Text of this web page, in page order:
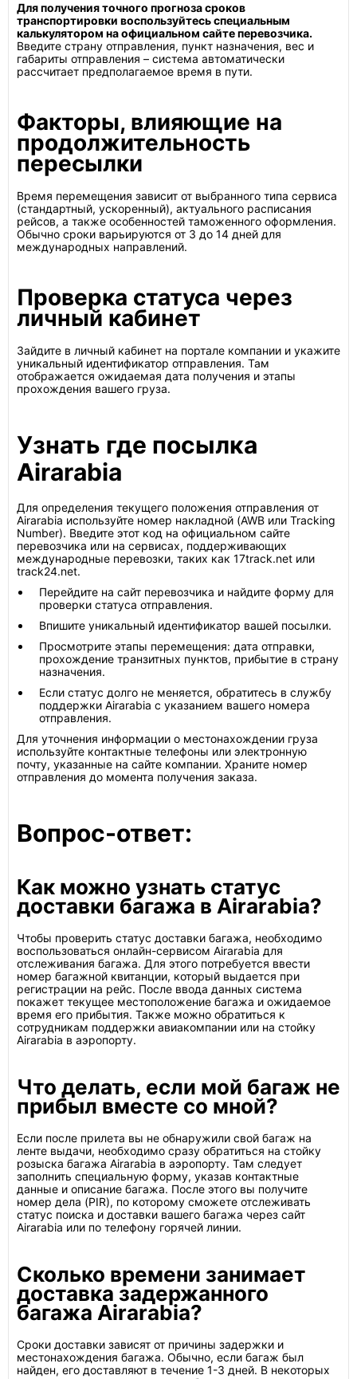
Для получения точного прогноза сроков
транспортировки воспользуйтесь специальным
калькулятором на официальном сайте перевозчика.
Введите страну отправления, пункт назначения, вес и
габариты отправления – система автоматически
рассчитает предполагаемое время в пути.
Факторы, влияющие на
продолжительность
пересылки
Время перемещения зависит от выбранного типа сервиса
(стандартный, ускоренный), актуального расписания
рейсов, а также особенностей таможенного оформления.
Обычно сроки варьируются от 3 до 14 дней для
международных направлений.
Проверка статуса через
личный кабинет
Зайдите в личный кабинет на портале компании и укажите
уникальный идентификатор отправления. Там
отображается ожидаемая дата получения и этапы
прохождения вашего груза.
Узнать где посылка
Airarabia
Для определения текущего положения отправления от
Airarabia используйте номер накладной (AWB или Tracking
Number). Введите этот код на официальном сайте
перевозчика или на сервисах, поддерживающих
международные перевозки, таких как 17track.net или
track24.net.
Перейдите на сайт перевозчика и найдите форму для
проверки статуса отправления.
Впишите уникальный идентификатор вашей посылки.
Просмотрите этапы перемещения: дата отправки,
прохождение транзитных пунктов, прибытие в страну
назначения.
Если статус долго не меняется, обратитесь в службу
поддержки Airarabia с указанием вашего номера
отправления.
Для уточнения информации о местонахождении груза
используйте контактные телефоны или электронную
почту, указанные на сайте компании. Храните номер
отправления до момента получения заказа.
Вопрос-ответ:
Как можно узнать статус
доставки багажа в Airarabia?
Чтобы проверить статус доставки багажа, необходимо
воспользоваться онлайн-сервисом Airarabia для
отслеживания багажа. Для этого потребуется ввести
номер багажной квитанции, который выдается при
регистрации на рейс. После ввода данных система
покажет текущее местоположение багажа и ожидаемое
время его прибытия. Также можно обратиться к
сотрудникам поддержки авиакомпании или на стойку
Airarabia в аэропорту.
Что делать, если мой багаж не
прибыл вместе со мной?
Если после прилета вы не обнаружили свой багаж на
ленте выдачи, необходимо сразу обратиться на стойку
розыска багажа Airarabia в аэропорту. Там следует
заполнить специальную форму, указав контактные
данные и описание багажа. После этого вы получите
номер дела (PIR), по которому сможете отслеживать
статус поиска и доставки вашего багажа через сайт
Airarabia или по телефону горячей линии.
Сколько времени занимает
доставка задержанного
багажа Airarabia?
Сроки доставки зависят от причины задержки и
местонахождения багажа. Обычно, если багаж был
найден, его доставляют в течение 1-3 дней. В некоторых